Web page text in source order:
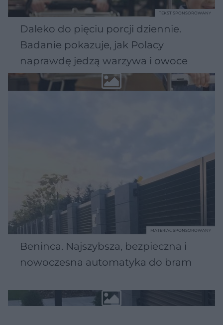
Daleko do pięciu porcji dziennie.
Badanie pokazuje, jak Polacy
naprawdę jedzą warzywa i owoce
TEKST SPONSOROWANY
Beninca. Najszybsza, bezpieczna i
nowoczesna automatyka do bram
MATERIAŁ SPONSOROWANY